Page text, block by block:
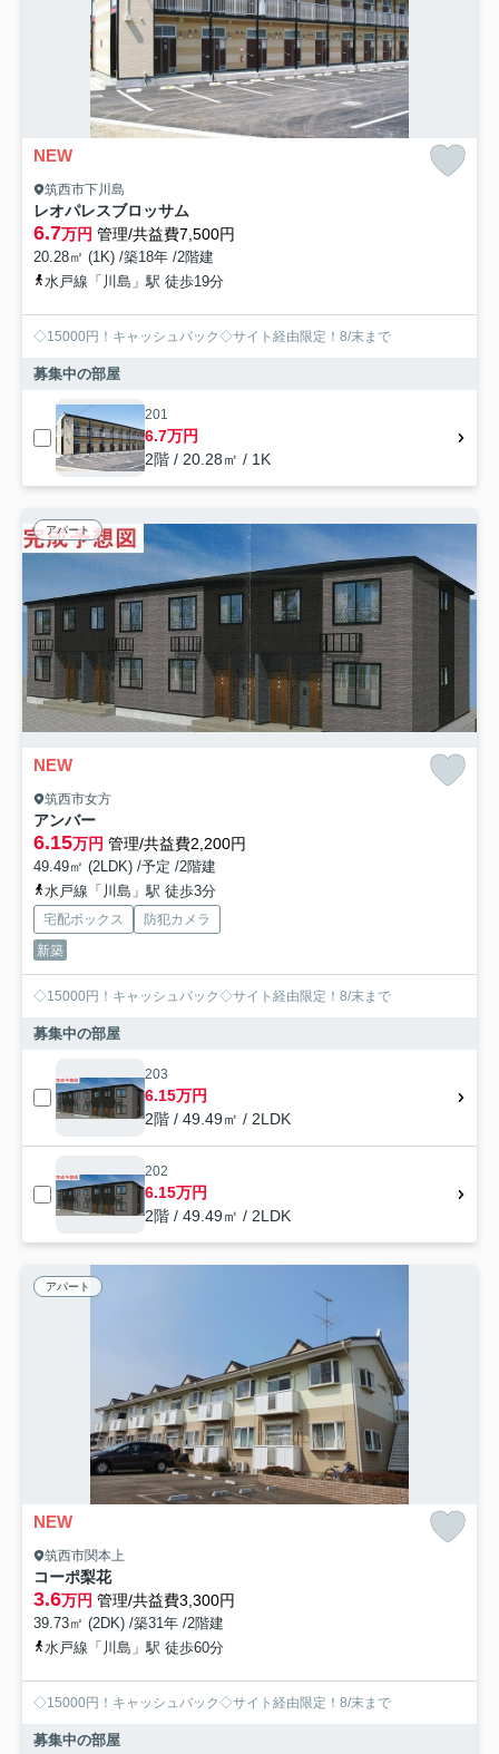
NEW
筑西市下川島
レオパレスブロッサム
6.7万円 管理/共益費7,500円
20.28㎡ (1K) /築18年 /2階建
水戸線「川島」駅 徒歩19分
◇15000円！キャッシュバック◇サイト経由限定！8/末まで
募集中の部屋
201
6.7万円
2階 / 20.28㎡ / 1K
アパート
NEW
筑西市女方
アンバー
6.15万円 管理/共益費2,200円
49.49㎡ (2LDK) /予定 /2階建
水戸線「川島」駅 徒歩3分
宅配ボックス
防犯カメラ
新築
◇15000円！キャッシュバック◇サイト経由限定！8/末まで
募集中の部屋
203
6.15万円
2階 / 49.49㎡ / 2LDK
202
6.15万円
2階 / 49.49㎡ / 2LDK
アパート
NEW
筑西市関本上
コーポ梨花
3.6万円 管理/共益費3,300円
39.73㎡ (2DK) /築31年 /2階建
水戸線「川島」駅 徒歩60分
◇15000円！キャッシュバック◇サイト経由限定！8/末まで
募集中の部屋